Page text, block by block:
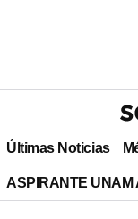
Últimas Noticias
ASPIRANTE UNAM